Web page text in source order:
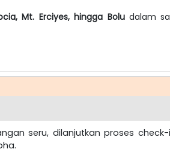
Mt. Erciyes, hingga Boludalam
seru, dilanjutkan proses